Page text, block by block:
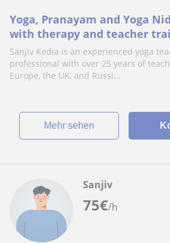
Yoga, Pranayam and Yoga
with therapy and teacher
Sanjiv Kedia is an experienced yoga
professional with over 25 years of
Europe, the UK, and Russi...
Mehr sehen
75€/h
Sanjiv